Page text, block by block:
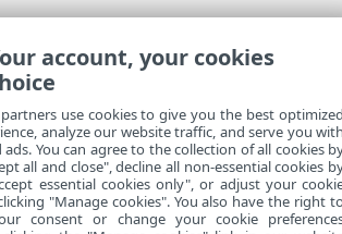
account, your cookies
use cookies to give you the best
analyze our website traffic, and serve you
ads. You can agree to the collection of all cookies
all and close", decline all non-essential cookies
essential cookies only", or adjust your
"Manage cookies". You also have the right
consent or change your cookie